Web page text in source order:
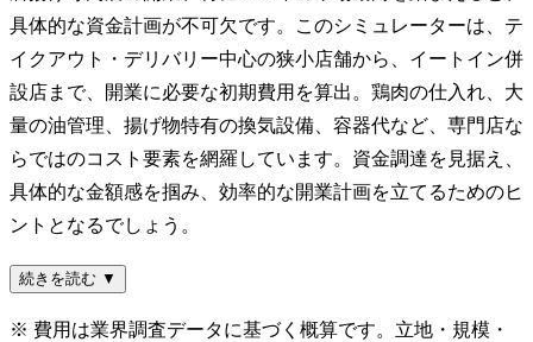
具体的な資金計画が不可欠です。このシミュレーターは、テ
イクアウト・デリバリー中心の狭小店舗から、イートイン併
設店まで、開業に必要な初期費用を算出。鶏肉の仕入れ、大
量の油管理、揚げ物特有の換気設備、容器代など、専門店な
らではのコスト要素を網羅しています。資金調達を見据え、
具体的な金額感を掴み、効率的な開業計画を立てるためのヒ
ントとなるでしょう。
続きを読む ▼
※ 費用は業界調査データに基づく概算です。立地・規模・